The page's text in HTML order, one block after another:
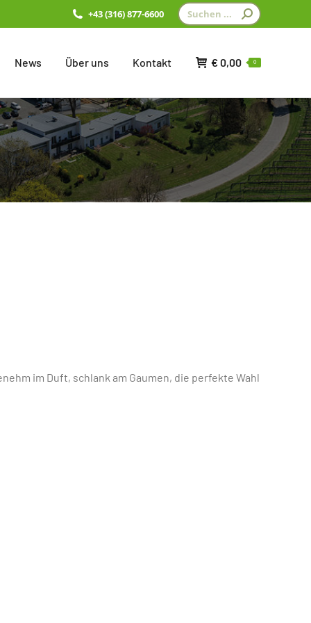
+43 (316) 877-6600 Search:
News Über uns Kontakt €0,00 0
im Duft, schlank am Gaumen, die perfekte Wahl